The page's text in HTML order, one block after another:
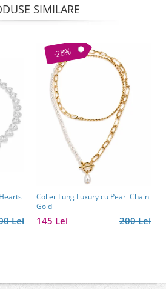
SIMILARE
Lei
-28%
Colier Lung Luxury cu Pearl Chain
Gold
200 Lei
145 Lei